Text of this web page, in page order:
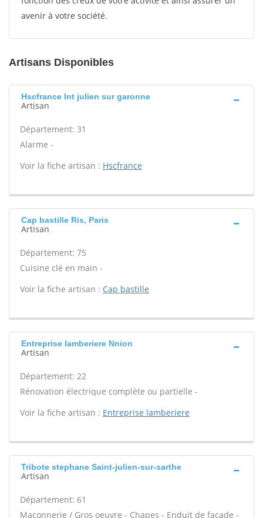
avenir à votre société.
Artisans Disponibles
Hscfrance Int julien sur garonne
Artisan
Département: 31
Alarme -
Voir la fiche artisan : Hscfrance
Cap bastille Ris, Paris
Artisan
Département: 75
Cuisine clé en main -
Voir la fiche artisan : Cap bastille
Entreprise lamberiere Nnion
Artisan
Département: 22
Rénovation électrique complète ou partielle -
Voir la fiche artisan : Entreprise lamberiere
Tribote stephane Saint-julien-sur-sarthe
Artisan
Département: 61
Maçonnerie / Gros oeuvre - Chapes - Enduit de façade -